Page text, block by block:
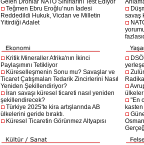
Gelen Dronlar NATO Sınırlarını Test Ediyor
Teğmen Ebru Eroğlu’nun İadesi
Reddedildi Hukuk, Vicdan ve Milletin
Yitirdiği Adalet
savaş
Kritik Mineraller Afrika'nın İkinci
Paylaşımını Tetikliyor
Küreselleşmenin Sonu mu? Savaşlar ve
Ticaret Çatışmaları Tedarik Zincirlerini Nasıl
Yeniden Şekillendiriyor?
İran savaşı küresel ticareti nasıl yeniden
şekillendirecek?
Türkiye 2025'te kira artışlarında AB
ülkelerini geride bıraktı.
Küresel Ticaretin Görünmez Altyapısı
"En